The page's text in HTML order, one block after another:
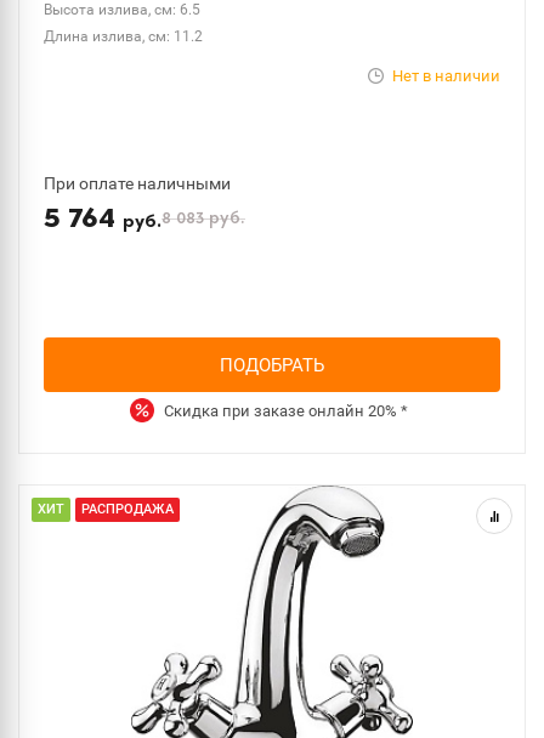
Высота излива, см: 6.5
Длина излива, см: 11.2
Нет в наличии
При оплате наличными
5 764 руб.8 083руб.
ПОДОБРАТЬ
Скидка при заказе онлайн 20% *
ХИТ РАСПРОДАЖА